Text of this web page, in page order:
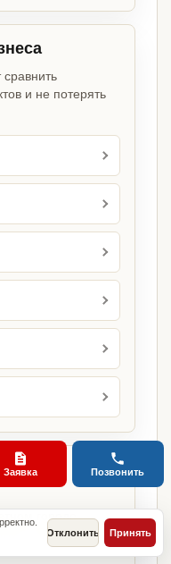
и не потерять
этому
городе,
городскую
Отклонить Принять
Заявка Позвонить